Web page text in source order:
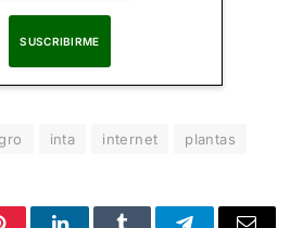
inta internet plantas